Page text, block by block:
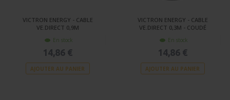
VICTRON ENERGY - CABLE
VE.DIRECT 0,9M
En stock
14,86 €
AJOUTER AU PANIER
VICTRON ENERGY - CABLE
VE.DIRECT 0,3M - COUDÉ
En stock
14,86 €
AJOUTER AU PANIER